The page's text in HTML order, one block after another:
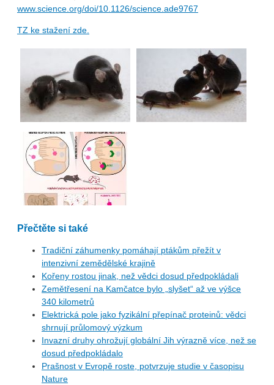
www.science.org/doi/10.1126/science.ade9767
TZ ke stažení zde.
Přečtěte si také
Tradiční záhumenky pomáhají ptákům přežít v
intenzivní zemědělské krajině
Kořeny rostou jinak, než vědci dosud předpokládali
Zemětřesení na Kamčatce bylo „slyšet“ až ve výšce
340 kilometrů
Elektrická pole jako fyzikální přepínač proteinů: vědci
shrnují průlomový výzkum
Invazní druhy ohrožují globální Jih výrazně více, než se
dosud předpokládalo
Prašnost v Evropě roste, potvrzuje studie v časopisu
Nature